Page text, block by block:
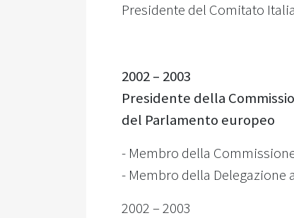
Presidente del Comitato
2002 – 2003
Presidente della
del Parlamento europeo
- Membro della
- Membro della
2002 – 2003